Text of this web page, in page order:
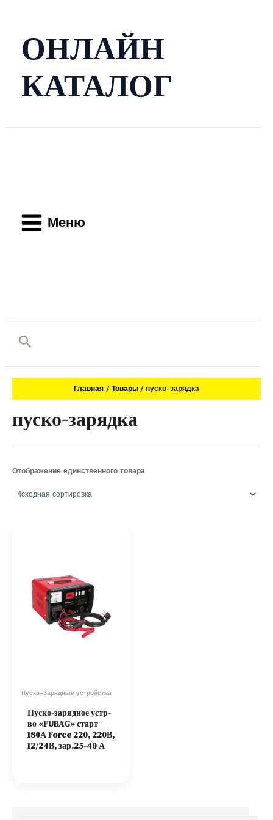
ОНЛАЙН
КАТАЛОГ
Меню
Поиск
Главная Товары пуско-зарядка
пуско-зарядка
Отображение единственного товара
Пуско-Зарядные устройства
Пуско-зарядное устр-
во «FUBAG» старт
180А Force 220, 220В,
12/24В, зар.25-40 А